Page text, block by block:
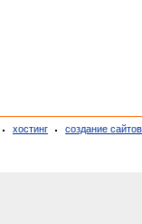
хостинг создание сайтов